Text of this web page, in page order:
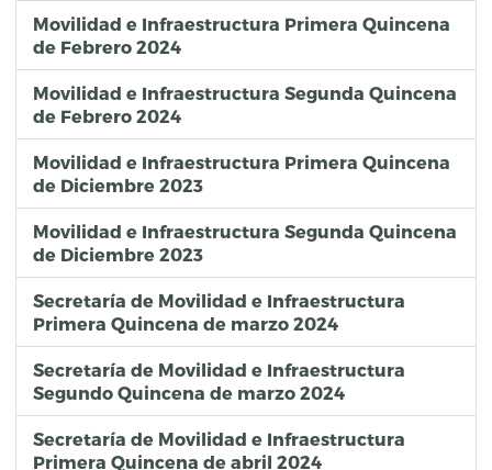
Movilidad e Infraestructura Primera Quincena
de Febrero 2024
Movilidad e Infraestructura Segunda Quincena
de Febrero 2024
Movilidad e Infraestructura Primera Quincena
de Diciembre 2023
Movilidad e Infraestructura Segunda Quincena
de Diciembre 2023
Secretaría de Movilidad e Infraestructura
Primera Quincena de marzo 2024
Secretaría de Movilidad e Infraestructura
Segundo Quincena de marzo 2024
Secretaría de Movilidad e Infraestructura
Primera Quincena de abril 2024